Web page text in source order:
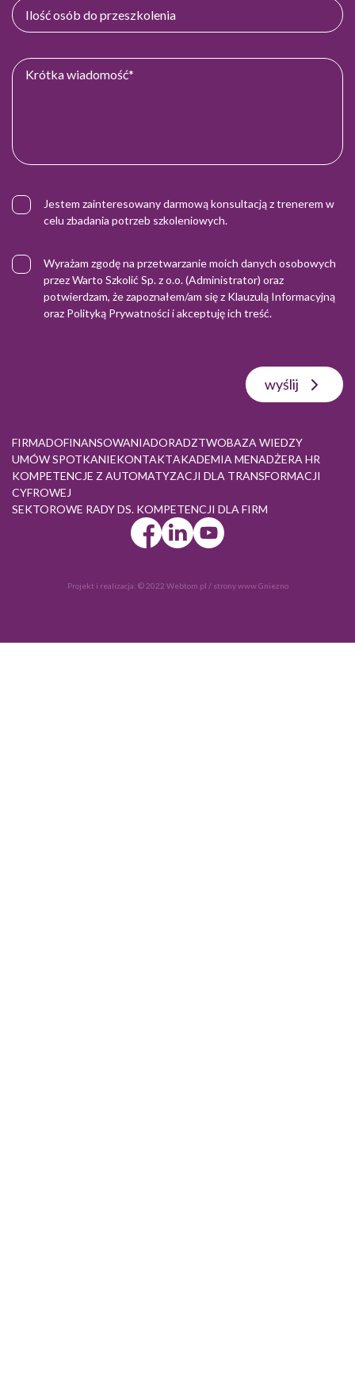
Jestem zainteresowany darmową konsultacją z trenerem w
celu zbadania potrzeb szkoleniowych.
Wyrażam zgodę na przetwarzanie moich danych osobowych
przez Warto Szkolić Sp. z o.o. (Administrator) oraz
potwierdzam, że zapoznałem/am się z Klauzulą Informacyjną
oraz Polityką Prywatnościi akceptuję ich treść.
wyślij
FIRMADOFINANSOWANIADORADZTWOBAZA WIEDZY
UMÓW SPOTKANIEKONTAKTAKADEMIA MENADŻERA HR
KOMPETENCJE Z AUTOMATYZACJI DLA TRANSFORMACJI
CYFROWEJ
SEKTOROWE RADY DS. KOMPETENCJI DLA FIRM
Projekt i realizacja: © 2022 Webtom.pl / strony www Gniezno